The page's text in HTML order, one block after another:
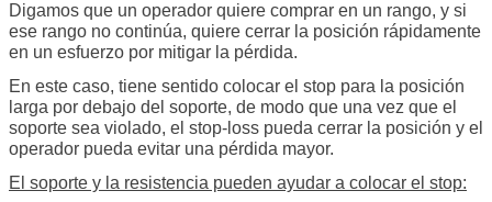
Digamos que un operador quiere comprar en un rango, y si
ese rango no continúa, quiere cerrar la posición rápidamente
en un esfuerzo por mitigar la pérdida.
En este caso, tiene sentido colocar el stop para la posición
larga por debajo del soporte, de modo que una vez que el
soporte sea violado, el stop-loss pueda cerrar la posición y el
operador pueda evitar una pérdida mayor.
El soporte y la resistencia pueden ayudar a colocar el stop: